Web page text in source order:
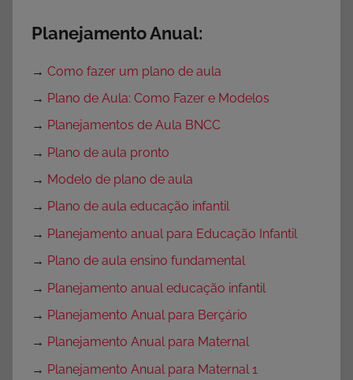
Planejamento Anual:
→ Como fazer um plano de aula
→ Plano de Aula: Como Fazer e Modelos
→ Planejamentos de Aula BNCC
→ Plano de aula pronto
→ Modelo de plano de aula
→ Plano de aula educação infantil
→ Planejamento anual para Educação Infantil
→ Plano de aula ensino fundamental
→ Planejamento anual educação infantil
→ Planejamento Anual para Berçário
→ Planejamento Anual para Maternal
→ Planejamento Anual para Maternal 1